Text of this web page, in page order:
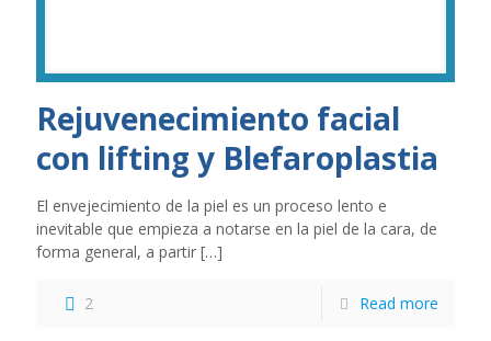
Rejuvenecimiento facial
con lifting y Blefaroplastia
El envejecimiento de la piel es un proceso lento e
inevitable que empieza a notarse en la piel de la cara, de
forma general, a partir […]
2 Read more